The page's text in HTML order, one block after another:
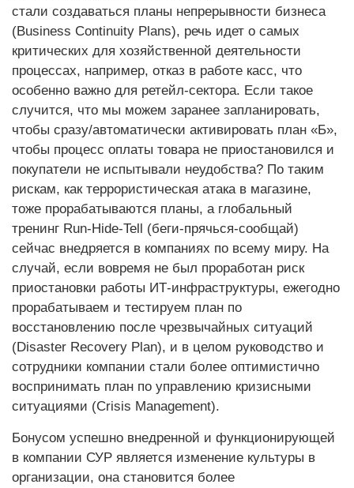
стали создаваться планы непрерывноcти бизнеса
(Business Continuity Plans), речь идет о самых
критических для хозяйственной деятельности
процессах, например, отказ в работе касс, что
особенно важно для ретейл-сектора. Если такое
случится, что мы можем заранее запланировать,
чтобы сразу/автоматически активировать план «Б»,
чтобы процесс оплаты товара не приостановился и
покупатели не испытывали неудобства? По таким
рискам, как террористическая атака в магазине,
тоже прорабатываются планы, а глобальный
тренинг Run-Hide-Tell (беги-прячься-сообщай)
сейчас внедряется в компаниях по всему миру. На
случай, если вовремя не был проработан риск
приостановки работы ИТ-инфраструктуры, ежегодно
прорабатываем и тестируем план по
восстановлению после чрезвычайных ситуаций
(Disaster Recovery Plan), и в целом руководство и
сотрудники компании стали более оптимистично
воспринимать план по управлению кризисными
ситуациями (Crisis Management).
Бонусом успешно внедренной и функционирующей
в компании СУР является изменение культуры в
организации, она становится более